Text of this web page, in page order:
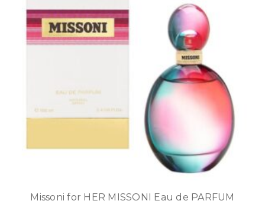
Missoni for HER MISSONI Eau de PARFUM